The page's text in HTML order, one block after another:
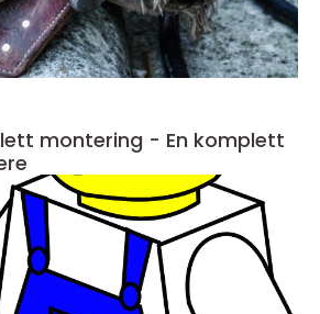
montering - En komplett